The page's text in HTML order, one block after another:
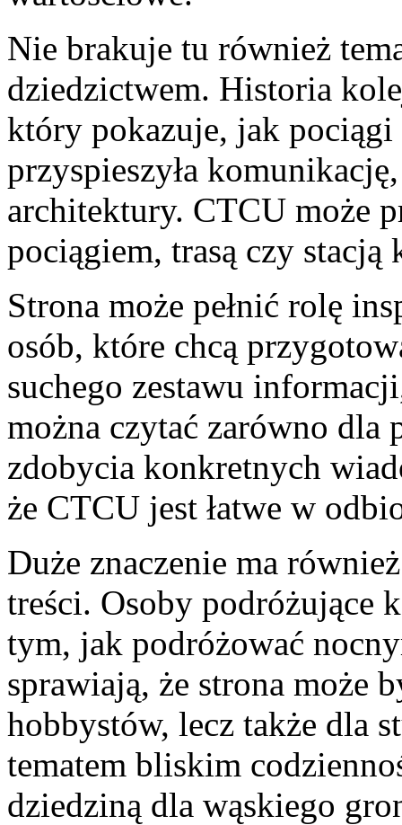
Nie brakuje tu również
dziedzictwem. Historia
który pokazuje, jak
przyspieszyła
architektury. CTCU może
pociągiem, trasą czy
Strona może pełnić rolę
osób, które chcą
suchego zestawu
można czytać zarówno
zdobycia konkretnych
że CTCU jest łatwe w
Duże znaczenie ma
treści. Osoby podróżujące
tym, jak podróżować
sprawiają, że strona może
hobbystów, lecz także dla
tematem bliskim
dziedziną dla wąskiego